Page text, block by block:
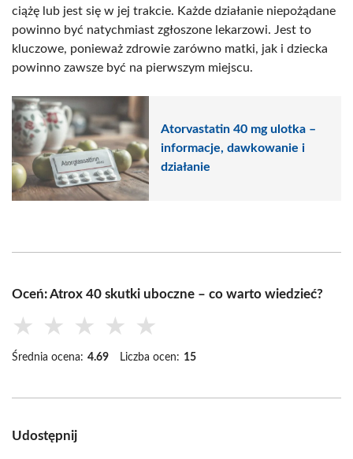
ciążę lub jest się w jej trakcie. Każde działanie niepożądane
powinno być natychmiast zgłoszone lekarzowi. Jest to
kluczowe, ponieważ zdrowie zarówno matki, jak i dziecka
powinno zawsze być na pierwszym miejscu.
Atorvastatin 40 mg ulotka –
informacje, dawkowanie i
działanie
Oceń: Atrox 40 skutki uboczne – co warto wiedzieć?
★ ★ ★ ★ ★
Średnia ocena: 4.69 Liczba ocen: 15
Udostępnij